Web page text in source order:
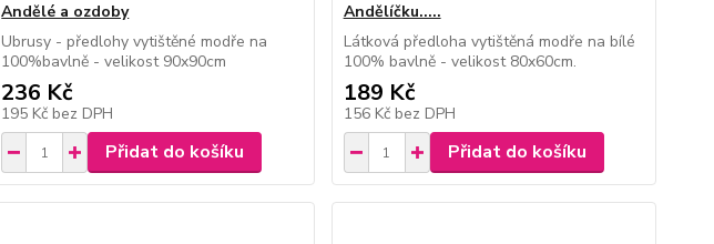
Andělé a ozdoby
Ubrusy - předlohy vytištěné modře na
100%bavlně - velikost 90x90cm
236 Kč
195 Kč bez DPH
Přidat do košíku
Andělíčku.....
Látková předloha vytištěná modře na bílé
100% bavlně - velikost 80x60cm.
189 Kč
156 Kč bez DPH
Přidat do košíku